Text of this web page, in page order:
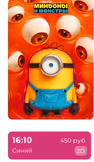
16:10
Синий
450 руб.
2D